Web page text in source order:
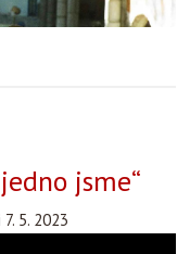
jsme“
5. 2023